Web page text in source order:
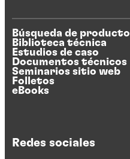
Búsqueda de producto
Biblioteca técnica
Estudios de caso
Documentos técnicos
Seminarios sitio web
Folletos
eBooks
Redes sociales